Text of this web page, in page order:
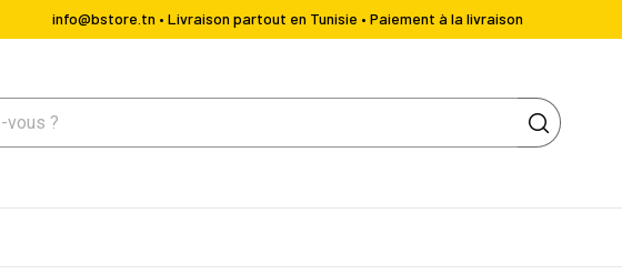
info@bstore.tn • Livraison partout en Tunisie • Paiement à la livraison